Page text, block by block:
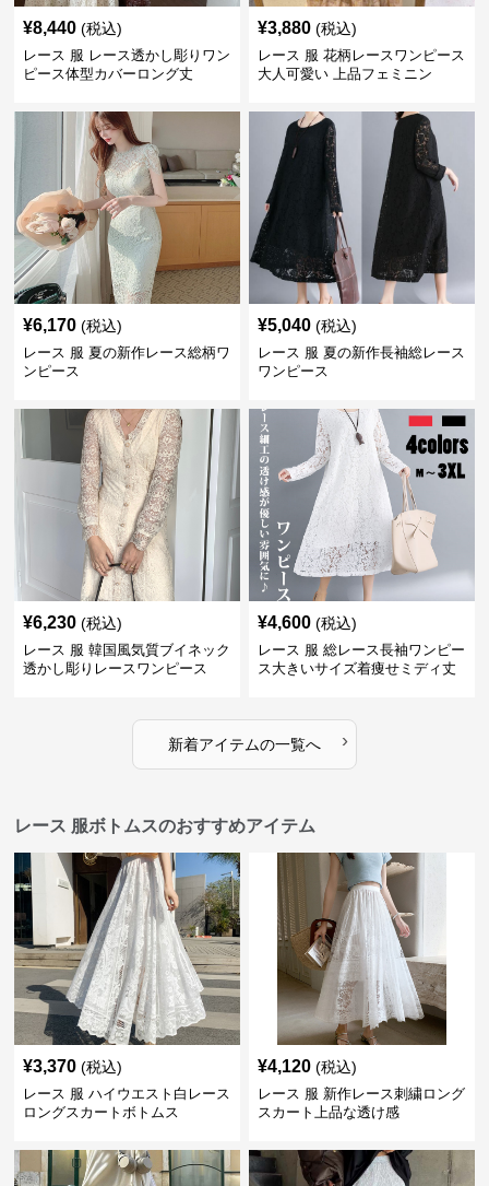
¥8,440 (税込)
レース 服 レース透かし彫りワン
ピース体型カバーロング丈
¥3,880 (税込)
レース 服 花柄レースワンピース
大人可愛い 上品フェミニン
¥6,170 (税込)
レース 服 夏の新作レース総柄ワ
ンピース
¥5,040 (税込)
レース 服 夏の新作長袖総レース
ワンピース
¥6,230 (税込)
レース 服 韓国風気質ブイネック
透かし彫りレースワンピース
¥4,600 (税込)
レース 服 総レース長袖ワンピー
ス大きいサイズ着痩せミディ丈
新着アイテムの一覧へ ›
レース 服ボトムスのおすすめアイテム
¥3,370 (税込)
レース 服 ハイウエスト白レース
ロングスカートボトムス
¥4,120 (税込)
レース 服 新作レース刺繍ロング
スカート上品な透け感